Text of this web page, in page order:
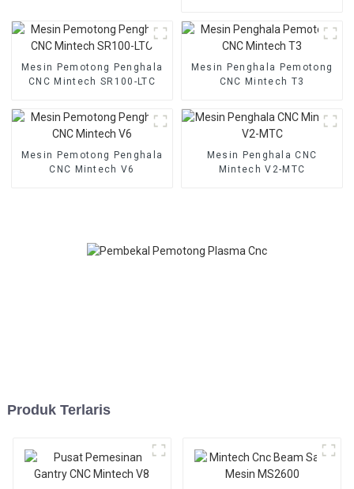
Mesin Pemotong Penghala
CNC Mintech SR100-LTC
Mesin Penghala Pemotong
CNC Mintech T3
Mesin Pemotong Penghala
CNC Mintech V6
Mesin Penghala CNC
Mintech V2-MTC
Produk Terlaris